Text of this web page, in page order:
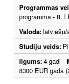
Programmas
programma - 8.
Valoda:latviešu/
Studiju veids:
Ilgums:4 gadi
8300 EUR gadā